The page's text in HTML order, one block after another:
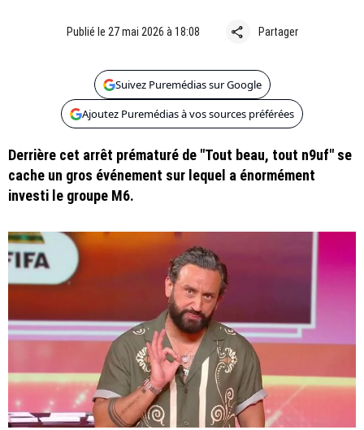
Publié le 27 mai 2026 à 18:08 share Partager
Suivez Puremédias sur Google
Ajoutez Puremédias à vos sources préférées
Derrière cet arrêt prématuré de "Tout beau, tout n9uf" se
cache un gros événement sur lequel a énormément
investi le groupe M6.